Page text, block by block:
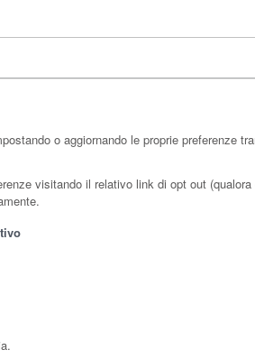
o aggiornando le proprie preferenze
visitando il relativo link di opt out (qualora